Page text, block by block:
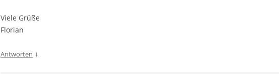
Viele Grüße
Florian
Antworten ↓